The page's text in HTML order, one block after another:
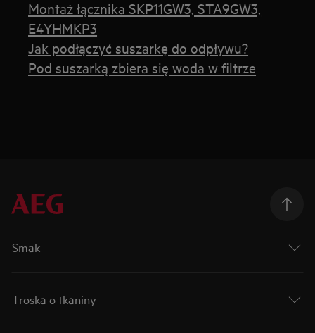
Montaż łącznika SKP11GW3, STA9GW3,
E4YHMKP3
Jak podłączyć suszarkę do odpływu?
Pod suszarką zbiera się woda w filtrze
Smak
Troska o tkaniny